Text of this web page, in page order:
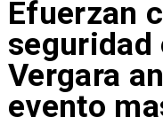
Efuerzan
seguridad
Vergara
evento